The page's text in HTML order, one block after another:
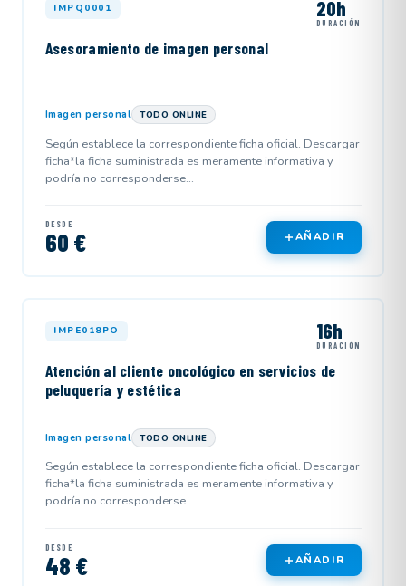
IMPQ0001 20h
DURACIÓN
Asesoramiento de imagen personal
Imagen personal TODO ONLINE
Según establece la correspondiente ficha oficial. Descargar
ficha*la ficha suministrada es meramente informativa y
podría no corresponderse...
DESDE
60 € AÑADIR
IMPE018PO 16h
DURACIÓN
Atención al cliente oncológico en servicios de
peluquería y estética
Imagen personal TODO ONLINE
Según establece la correspondiente ficha oficial. Descargar
ficha*la ficha suministrada es meramente informativa y
podría no corresponderse...
DESDE
48 € AÑADIR